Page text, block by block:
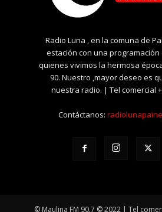
Radio Luna , en la comuna de
estación con una
quienes vivimos la hermosa
90. Nuestro ,mayor deseo es
nuestra radio. | Tel comercial
Contáctanos:
© Maulina FM 90.7 © 2022 | Tel